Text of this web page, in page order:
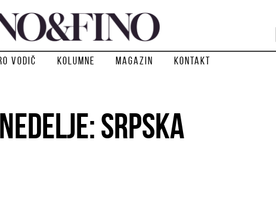
vodič Kolumne Magazin Kontakt
SRPSKA